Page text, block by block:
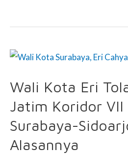
Putusan
untuk
Tom
Lembong
Amnesti
Hasto
Wali Kota Eri
Jatim Koridor VII
Surabaya-
Alasannya